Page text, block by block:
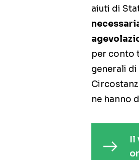
aiuti di
per conto
generali
ne hanno
Il